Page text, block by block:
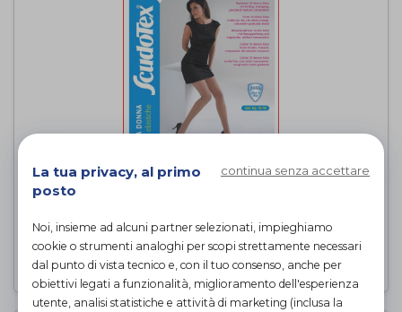
COLLANT 70 DENARI EXTRA -
DAINO
PROVA E ACQUISTA IN NEGOZIO
La tua privacy, al primo
posto
continua senza accettare
Noi, insieme ad alcuni partner selezionati, impieghiamo
cookie o strumenti analoghi per scopi strettamente necessari
dal punto di vista tecnico e, con il tuo consenso, anche per
obiettivi legati a funzionalità, miglioramento dell'esperienza
utente, analisi statistiche e attività di marketing (inclusa la